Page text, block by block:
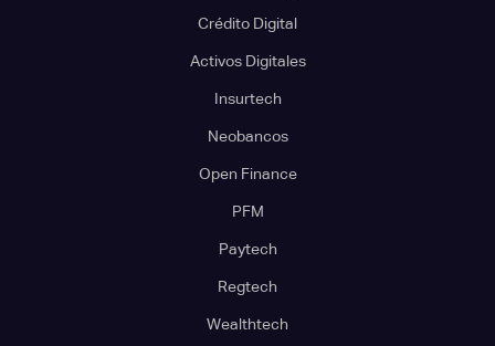
Crédito Digital
Activos Digitales
Insurtech
Neobancos
Open Finance
PFM
Paytech
Regtech
Wealthtech